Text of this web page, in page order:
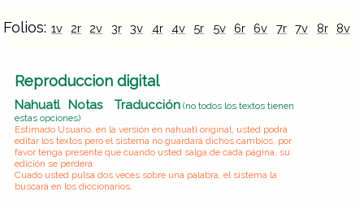
Folios: 1v 2r 2v 3r 3v 4r 4v 5r 5v 6r 6v 7r 7v 8r 8v
Reproduccion digital
Nahuatl Notas Traducción(no todos los textos tienen
estas opciones)
Estimado Usuario, en la versión en nahuatl original, usted podrá
editar los textos pero el sistema no guardará dichos cambios, por
favor tenga presente que cuando usted salga de cada página, su
edición se perderá.
Cuado usted pulsa dos veces sobre una palabra, el sistema la
buscará en los diccionarios.